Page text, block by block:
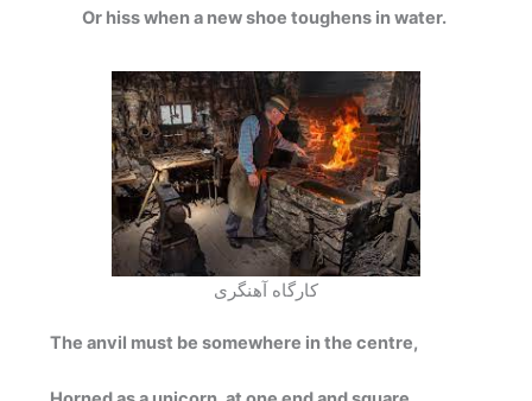
Or hiss when a new shoe toughens in water.
کارگاه آهنگری
The anvil must be somewhere in the centre,